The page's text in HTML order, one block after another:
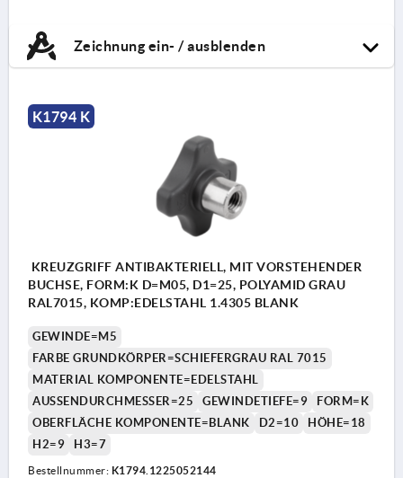
Zeichnung ein- / ausblenden
K1794 K
KREUZGRIFF ANTIBAKTERIELL, MIT VORSTEHENDER
BUCHSE, FORM:K D=M05, D1=25, POLYAMID GRAU
RAL7015, KOMP:EDELSTAHL 1.4305 BLANK
GEWINDE=M5
FARBE GRUNDKÖRPER=SCHIEFERGRAU RAL 7015
MATERIAL KOMPONENTE=EDELSTAHL
AUSSENDURCHMESSER=25
GEWINDETIEFE=9
FORM=K
OBERFLÄCHE KOMPONENTE=BLANK
D2=10
HÖHE=18
H2=9
H3=7
Bestellnummer: K1794.1225052144